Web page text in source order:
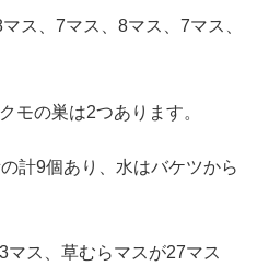
ス、7マス、8マス、7マス、
モの巣は2つあります。
計9個あり、水はバケツから
マス、草むらマスが27マス